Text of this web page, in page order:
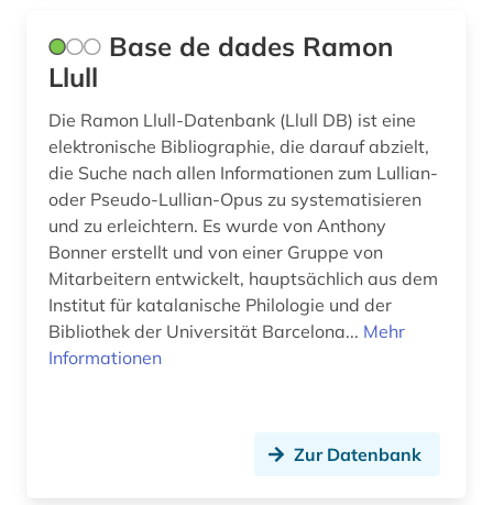
kapuzinerorden (1)
katalog (1)
katholische kirche (2)
kirchenväter (2)
klassische archäologie (1)
korrespondenz (2)
Base de dades Ramon
Llull
Die Ramon Llull-Datenbank (Llull DB) ist eine
elektronische Bibliographie, die darauf abzielt,
die Suche nach allen Informationen zum Lullian-
oder Pseudo-Lullian-Opus zu systematisieren
und zu erleichtern. Es wurde von Anthony
Bonner erstellt und von einer Gruppe von
Mitarbeitern entwickelt, hauptsächlich aus dem
Institut für katalanische Philologie und der
Bibliothek der Universität Barcelona... Mehr
Informationen
Zur Datenbank